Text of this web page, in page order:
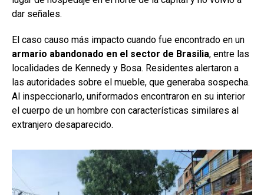
dar señales.
El caso causo más impacto cuando fue encontrado en un
armario abandonado en el sector de Brasilia, entre las
localidades de Kennedy y Bosa. Residentes alertaron a
las autoridades sobre el mueble, que generaba sospecha.
Al inspeccionarlo, uniformados encontraron en su interior
el cuerpo de un hombre con características similares al
extranjero desaparecido.